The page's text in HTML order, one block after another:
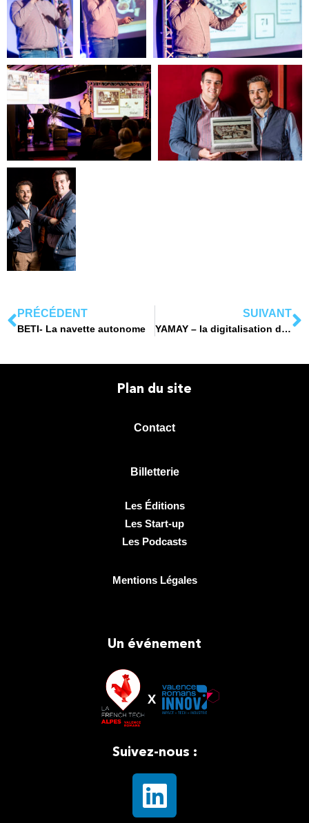
PRÉCÉDENT
BETI- La navette autonome
SUIVANT
YAMAY – la digitalisation des cafés hôtels restaurants
Plan du site
Contact
Billetterie
Les Éditions
Les Start-up
Les Podcasts
Mentions Légales
Un événement
Suivez-nous :